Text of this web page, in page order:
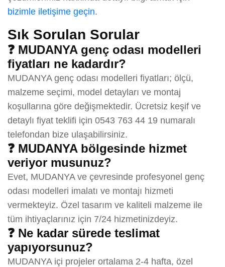
bizimle iletişime geçin.
Sık Sorulan Sorular
❓ MUDANYA genç odası modelleri
fiyatları ne kadardır?
MUDANYA genç odası modelleri fiyatları; ölçü,
malzeme seçimi, model detayları ve montaj
koşullarına göre değişmektedir. Ücretsiz keşif ve
detaylı fiyat teklifi için 0543 763 44 19 numaralı
telefondan bize ulaşabilirsiniz.
❓ MUDANYA bölgesinde hizmet
veriyor musunuz?
Evet, MUDANYA ve çevresinde profesyonel genç
odası modelleri imalatı ve montajı hizmeti
vermekteyiz. Özel tasarım ve kaliteli malzeme ile
tüm ihtiyaçlarınız için 7/24 hizmetinizdeyiz.
❓ Ne kadar sürede teslimat
yapıyorsunuz?
MUDANYA içi projeler ortalama 2-4 hafta, özel